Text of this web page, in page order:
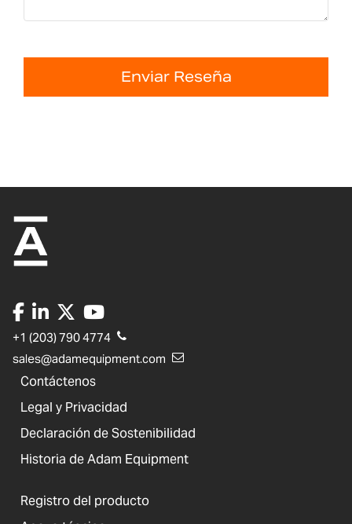
Enviar Reseña
+1 (203) 790 4774
sales@adamequipment.com
Contáctenos
Legal y Privacidad
Declaración de Sostenibilidad
Historia de Adam Equipment
Registro del producto